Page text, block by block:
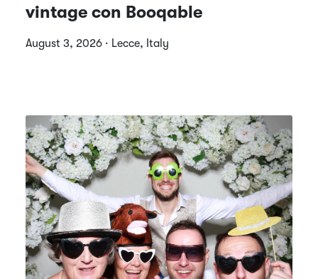
vintage con Booqable
August 3, 2026 · Lecce, Italy